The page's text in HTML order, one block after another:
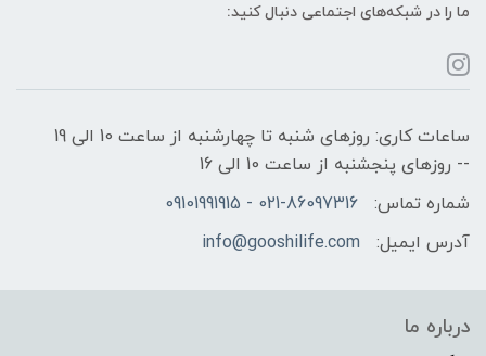
ما را در شبکه‌های اجتماعی دنبال کنید:
ساعات کاری: روزهای شنبه تا چهارشنبه از ساعت 10 الی 19
-- روزهای پنجشنبه از ساعت 10 الی 16
شماره تماس:
021-86097316 - 09101991915
آدرس ایمیل:
info@gooshilife.com
درباره ما